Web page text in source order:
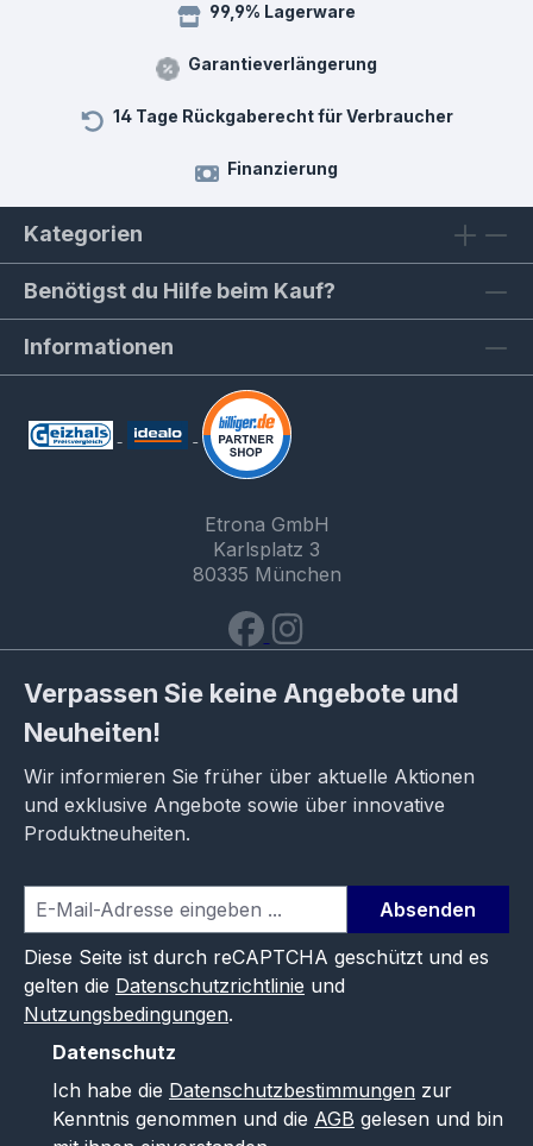
99,9% Lagerware
Garantieverlängerung
14 Tage Rückgaberecht für Verbraucher
Finanzierung
Kategorien
Benötigst du Hilfe beim Kauf?
Informationen
Etrona GmbH
Karlsplatz 3
80335 München
Verpassen Sie keine Angebote und
Neuheiten!
Wir informieren Sie früher über aktuelle Aktionen
und exklusive Angebote sowie über innovative
Produktneuheiten.
Absenden
Diese Seite ist durch reCAPTCHA geschützt und es
gelten die Datenschutzrichtlinie und
Nutzungsbedingungen.
Datenschutz
Ich habe die Datenschutzbestimmungen zur
Kenntnis genommen und die AGB gelesen und bin